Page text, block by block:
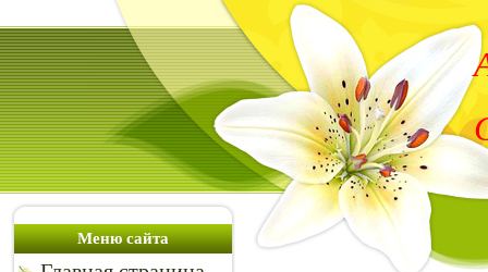
Меню сайта